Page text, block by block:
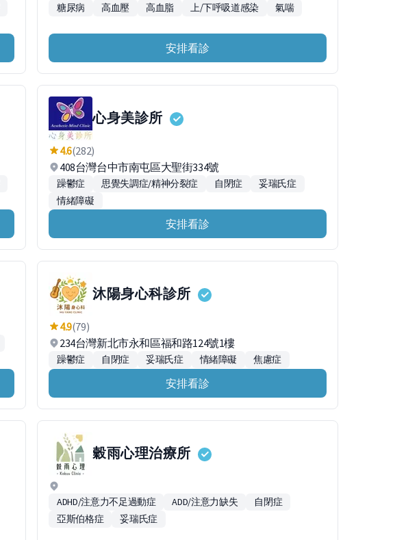
糖尿病 高血壓 高血脂 上/下呼吸道感染 氣喘
安排看診
心身美診所
4.6(282)
408台灣台中市南屯區大聖街334號
躁鬱症 思覺失調症/精神分裂症 自閉症
妥瑞氏症
情緒障礙
安排看診
沐陽身心科診所
4.9(79)
234台灣新北市永和區福和路124號1樓
躁鬱症 自閉症 妥瑞氏症 情緒障礙 焦慮症
安排看診
穀雨心理治療所
ADHD/注意力不足過動症 ADD/注意力缺失
自閉症
亞斯伯格症
妥瑞氏症